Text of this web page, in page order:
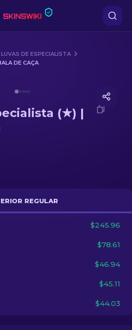
PT-BR
LUVAS DE ESPECIALISTA
DE CAÇA
(★) |
REGULAR
$245.96
$78.61
$46.94
$45.11
$44.03